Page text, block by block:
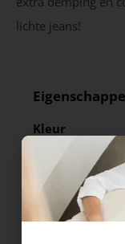
lichte jeans!
Kleur
Seizoen
HW2324